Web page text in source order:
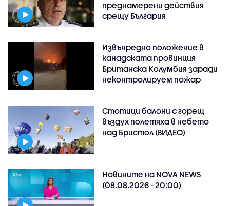
преднамерени действия
срещу България
Извънредно положение в
канадската провинция
Британска Колумбия заради
неконтролируем пожар
Стотици балони с горещ
въздух полетяха в небето
над Бристол (ВИДЕО)
Новините на NOVA NEWS
(08.08.2026 - 20:00)